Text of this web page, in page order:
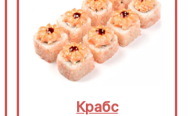
Крабс